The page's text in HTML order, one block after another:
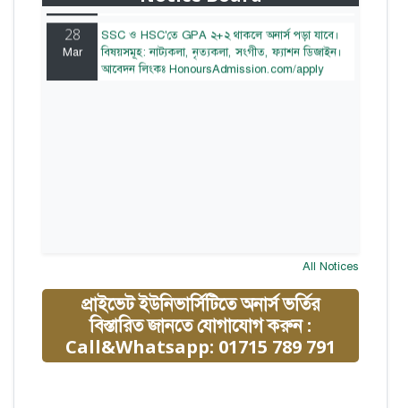
28
Mar
SSC ও HSC'তে GPA ২+২ থাকলে অনার্স পড়া যাবে।
বিষয়সমূহ: নাট্যকলা, নৃত্যকলা, সংগীত, ফ্যাশন ডিজাইন।
আবেদন লিংকঃ HonoursAdmission.com/apply
All Notices
প্রাইভেট ইউনিভার্সিটিতে অনার্স ভর্তির
বিস্তারিত জানতে যোগাযোগ করুন :
Call&Whatsapp: 01715 789 791